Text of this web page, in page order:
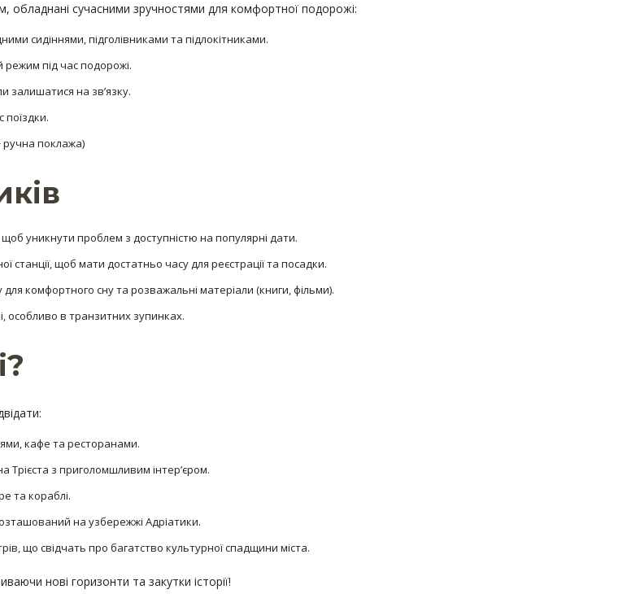
обладнані сучасними зручностями для комфортної подорожі:
сидіннями, підголівниками та підлокітниками.
під час подорожі.
залишатися на зв’язку.
поїздки.
ручна поклажа)
уникнути проблем з доступністю на популярні дати.
станції, щоб мати достатньо часу для реєстрації та посадки.
комфортного сну та розважальні матеріали (книги, фільми).
особливо в транзитних зупинках.
кафе та ресторанами.
Трієста з приголомшливим інтер’єром.
та кораблі.
на узбережжі Адріатики.
що свідчать про багатство культурної спадщини міста.
нові горизонти та закутки історії!